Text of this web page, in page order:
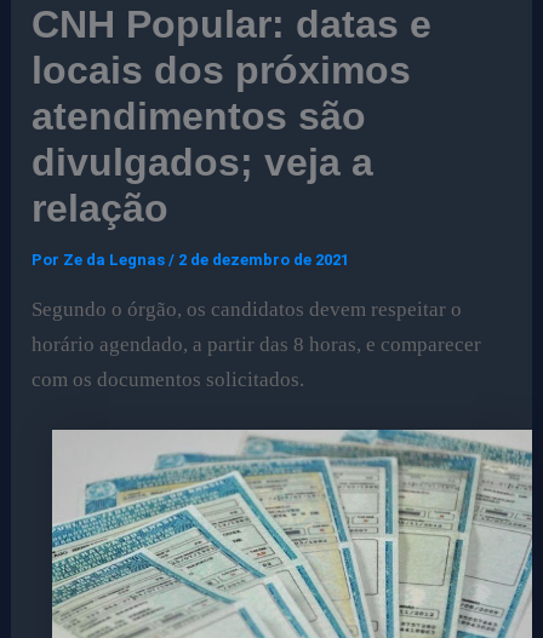
CNH Popular: datas e
locais dos próximos
atendimentos são
divulgados; veja a
relação
Por Ze da Legnas/ 2 de dezembro de 2021
Segundo o órgão, os candidatos devem respeitar o
horário agendado, a partir das 8 horas, e comparecer
com os documentos solicitados.